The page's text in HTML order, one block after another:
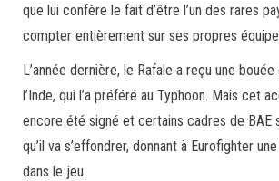
que lui confère le fait d’être l’un des rares
compter entièrement sur ses propres
L’année dernière, le Rafale a reçu une
l’Inde, qui l’a préféré au Typhoon. Mais cet
encore été signé et certains cadres de BAE
qu’il va s’effondrer, donnant à Eurofighter
dans le jeu.